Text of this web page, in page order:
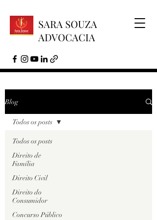
SARA SOUZA
ADVOCACIA
Blog
Todos os posts
Direito de
Família
Direito Civil
Direito do
Consumidor
Concurso Público
Todos os posts